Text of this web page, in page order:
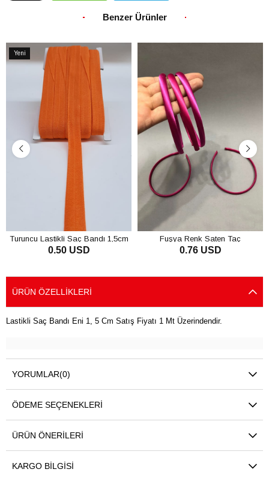
Benzer Ürünler
Yeni
Ürün
Turuncu Lastikli Saç Bandı 1,5cm
0.50 USD
Fuşya Renk Saten Taç
0.76 USD
ÜRÜN ÖZELLIKLERI
Lastikli Saç Bandı Eni 1, 5 Cm Satış Fiyatı 1 Mt Üzerindendir.
YORUMLAR(0)
ÖDEME SEÇENEKLERI
ÜRÜN ÖNERILERI
KARGO BILGISI